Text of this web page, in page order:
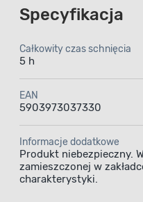
Specyfikacja
Całkowity czas schnięcia
5 h
EAN
5903973037330
Informacje dodatkowe
Produkt niebezpieczny.
zamieszczonej w
charakterystyki.